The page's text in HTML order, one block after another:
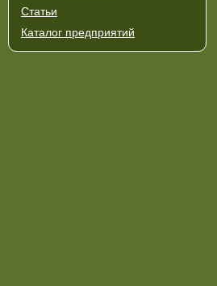
Статьи
Каталог предприятий